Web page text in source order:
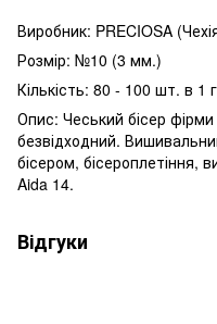
Виробник: PRECIOSA
Розмір: №10 (3 мм.)
Кількість: 80 - 100 шт. в 1
Опис: Чеський бісер
безвідходний.
бісером, бісероплетіння,
Aida 14.
Відгуки